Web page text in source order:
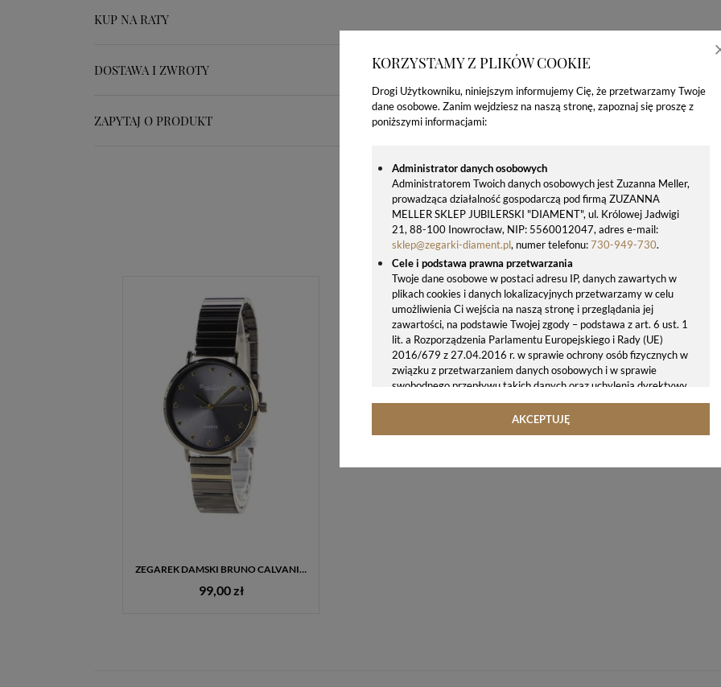
KORZYSTAMY Z PLIKÓW COOKIE
Drogi Użytkowniku, niniejszym informujemy Cię, że przetwarzamy Twoje
dane osobowe. Zanim wejdziesz na naszą stronę, zapoznaj się proszę z
poniższymi informacjami:
Administrator danych osobowych
Administratorem Twoich danych osobowych jest Zuzanna Meller,
prowadząca działalność gospodarczą pod firmą ZUZANNA
MELLER SKLEP JUBILERSKI "DIAMENT", ul. Królowej Jadwigi
21, 88-100 Inowrocław, NIP: 5560012047, adres e-mail:
sklep@zegarki-diament.pl, numer telefonu:730-949-730.
Cele i podstawa prawna przetwarzania
Twoje dane osobowe w postaci adresu IP, danych zawartych w
plikach cookies i danych lokalizacyjnych przetwarzamy w celu
umożliwienia Ci wejścia na naszą stronę i przeglądania jej
zawartości, na podstawie Twojej zgody – podstawa z art. 6 ust. 1
lit. a Rozporządzenia Parlamentu Europejskiego i Rady (UE)
2016/679 z 27.04.2016 r. w sprawie ochrony osób fizycznych w
związku z przetwarzaniem danych osobowych i w sprawie
swobodnego przepływu takich danych oraz uchylenia dyrektywy
95/46/WE (ogólne rozporządzenie o ochronie danych, tj. RODO).
Twoje dane osobowe możemy udostępniać hostingodawcy. Takie
zgodnie z naszymi poleceniami. Przekazujemy Twoje dane poza
AKCEPTUJĘ
KUP NA RATY
DOSTAWA I ZWROTY
ZAPYTAJ O PRODUKT
OSTATNIO OGLĄDANE PRODUKTY
ZEGAREK DAMSKI BRUNO CALVANI BC1376 CZARNY ZE ZŁOTYMI GWIAZDKAMI + GRAWER GRATIS
99,00 zł